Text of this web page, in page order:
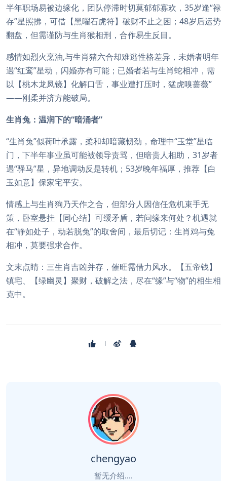
半年职场易被边缘化，团队停滞时切莫郁郁寡欢，35岁逢“禄
存”星照拂，可借【黑曜石虎符】破财不止之困；48岁后运势
翻盘，但需谨防与生肖猴相刑，合作易生反目。
感情如烈火烹油,与生肖猪六合却难逃性格差异，未婚者明年
遇“红鸾”星动，闪婚亦有可能；已婚者若与生肖蛇相冲，需
以【桃木龙凤镜】化解口舌，事业遭打压时，猛虎嗅蔷薇”
——刚柔并济方能破局。
生肖兔：温润下的“暗涌者”
“生肖兔”似荷叶承露，柔和却暗藏韧劲，命理中“玉堂”星临
门，下半年事业虽可能被领导责骂，但暗贵人相助，31岁者
遇“驿马”星，异地调动反是转机；53岁晚年福厚，推荐【白
玉如意】保家宅平安。
情感上与生肖狗乃天作之合，但部分人因信任危机束手无
策，卧室悬挂【同心结】可缓矛盾，若问缘来何处？机遇就
在“静如处子，动若脱兔”的取舍间，最后切记：生肖鸡与兔
相冲，莫要强求合作。
文末点睛：三生肖吉凶并存，催旺需借力风水。【五帝钱】
镇宅、【绿幽灵】聚财，破解之法，尽在“缘”与“物”的相生相
克中。
chengyao
暂无介绍....